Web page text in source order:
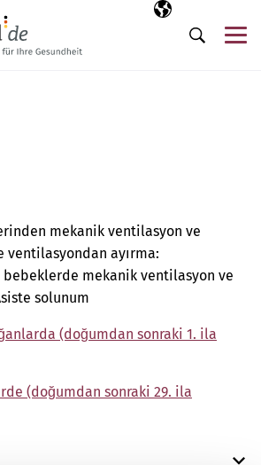
Seçili dil
TR
Arama
mekanik ventilasyon ve
ventilasyondan ayırma:
mekanik ventilasyon ve
solunum
(doğumdan sonraki 1. ila
(doğumdan sonraki 29. ila